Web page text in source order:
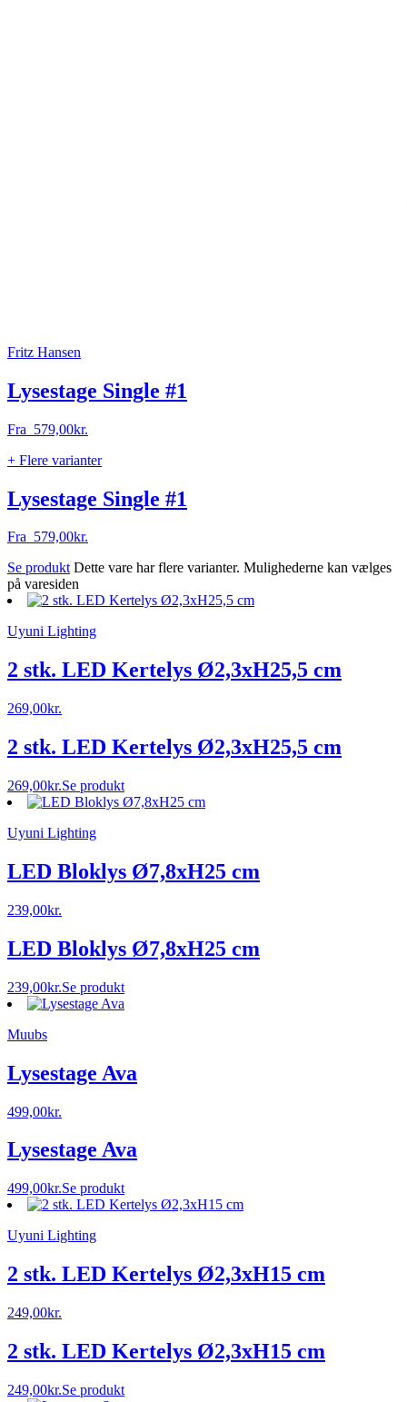
Fritz Hansen
Lysestage Single #1
Fra 579,00kr.
+ Flere varianter
Lysestage Single #1
Fra 579,00kr.
Se produkt Dette vare har flere varianter. Mulighederne kan vælges
på varesiden
Uyuni Lighting
2 stk. LED Kertelys Ø2,3xH25,5 cm
269,00kr.
2 stk. LED Kertelys Ø2,3xH25,5 cm
269,00kr.Se produkt
Uyuni Lighting
LED Bloklys Ø7,8xH25 cm
239,00kr.
LED Bloklys Ø7,8xH25 cm
239,00kr.Se produkt
Muubs
Lysestage Ava
499,00kr.
Lysestage Ava
499,00kr.Se produkt
Uyuni Lighting
2 stk. LED Kertelys Ø2,3xH15 cm
249,00kr.
2 stk. LED Kertelys Ø2,3xH15 cm
249,00kr.Se produkt